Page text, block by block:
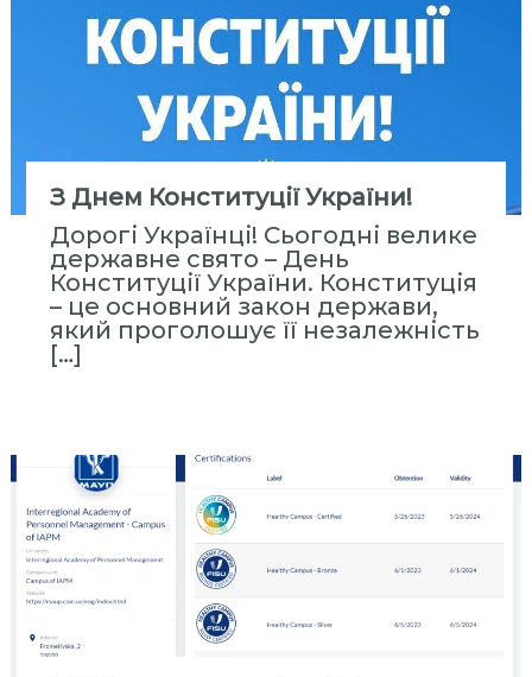
і
н
н
я
П
е
р
с
о
н
а
л
З Днем Конституції України!
Дорогі Українці! Сьогодні велике
державне свято – День
Конституції України. Конституція
– це основний закон держави,
який проголошує її незалежність
[…]